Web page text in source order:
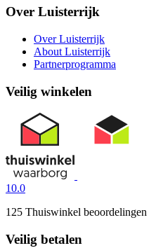
Over Luisterrijk
Over Luisterrijk
About Luisterrijk
Partnerprogramma
Veilig winkelen
10.0
125 Thuiswinkel beoordelingen
Veilig betalen